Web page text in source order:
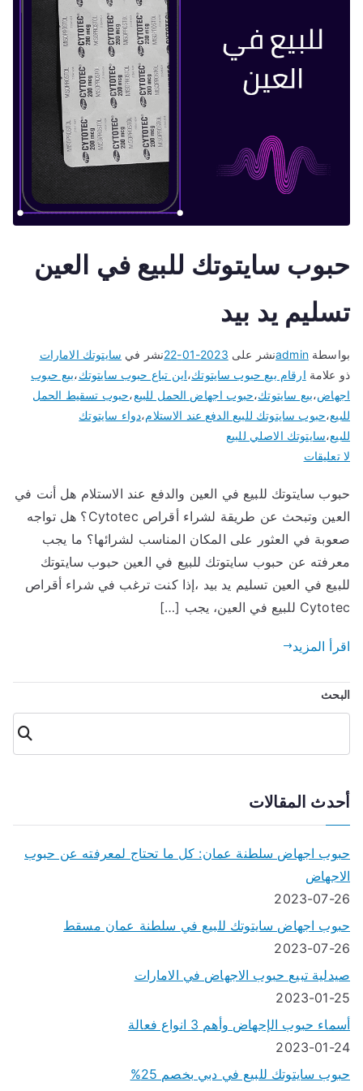
حبوب سايتوتك للبيع في العين
تسليم يد بيد
بواسطةadminنشر على 2023-01-22 نشر في سايتوتك الامارات
ذو علامة ارقام بيع حبوب سايتوتك،اين تباع حبوب سايتوتك،بيع حبوب
اجهاض،بيع سايتوتك،حبوب اجهاض الحمل للبيع،حبوب تسقيط الحمل
للبيع،حبوب سايتوتك للبيع الدفع عند الاستلام،دواء سايتوتك
للبيع،سايتوتك الاصلي للبيع
لا تعليقات
سايتوتك
للبيع
العين
تسليم
حبوب سايتوتك للبيع في العين والدفع عند الاستلام هل أنت في
العين وتبحث عن طريقة لشراء أقراص Cytotec؟ هل تواجه
صعوبة في العثور على المكان المناسب لشرائها؟ ما يجب
معرفته عن حبوب سايتوتك للبيع في العين حبوب سايتوتك
للبيع في العين تسليم يد بيد ،إذا كنت ترغب في شراء أقراص
Cytotec للبيع في العين، يجب […]
اقرأ المزيد
البحث
البحث
أحدث المقالات
حبوب اجهاض سلطنة عمان: كل ما تحتاج لمعرفته عن حبوب
الاجهاض
2023-07-26
حبوب اجهاض سايتوتك للبيع في سلطنة عمان مسقط
2023-07-26
صيدلية تبيع حبوب الاجهاض في الامارات
2023-01-25
أسماء حبوب الإجهاض وأهم 3 انواع فعالة
2023-01-24
حبوب سايتوتك للبيع في دبي بخصم 25%